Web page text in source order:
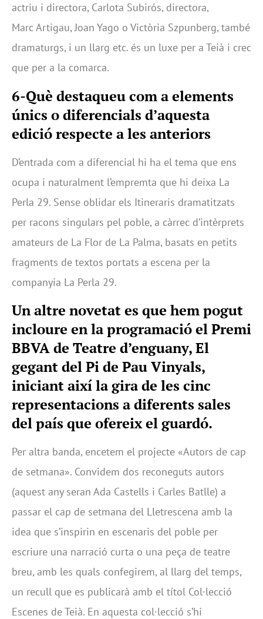
actriu i directora, Carlota Subirós, directora,
Marc Artigau, Joan Yago o Victòria Szpunberg, també
dramaturgs, i un llarg etc. és un luxe per a Teià i crec
que per a la comarca.
6-Què destaqueu com a elements
únics o diferencials d’aquesta
edició respecte a les anteriors
D’entrada com a diferencial hi ha el tema que ens
ocupa i naturalment l’empremta que hi deixa La
Perla 29. Sense oblidar els Itineraris dramatitzats
per racons singulars pel poble, a càrrec d’intèrprets
amateurs de La Flor de La Palma, basats en petits
fragments de textos portats a escena per la
companyia La Perla 29.
Un altre novetat es que hem pogut
incloure en la programació el Premi
BBVA de Teatre d’enguany, El
gegant del Pi de Pau Vinyals,
iniciant així la gira de les cinc
representacions a diferents sales
del país que ofereix el guardó.
Per altra banda, encetem el projecte «Autors de cap
de setmana». Convidem dos reconeguts autors
(aquest any seran Ada Castells i Carles Batlle) a
passar el cap de setmana del Lletrescena amb la
idea que s’inspirin en escenaris del poble per
escriure una narració curta o una peça de teatre
breu, amb les quals confegirem, al llarg del temps,
un recull que es publicarà amb el títol Col·lecció
Escenes de Teià. En aquesta col·lecció s’hi